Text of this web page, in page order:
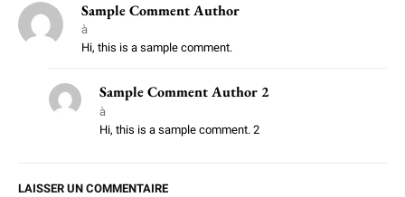
Sample Comment Author
à
Hi, this is a sample comment.
Sample Comment Author 2
à
Hi, this is a sample comment. 2
LAISSER UN COMMENTAIRE